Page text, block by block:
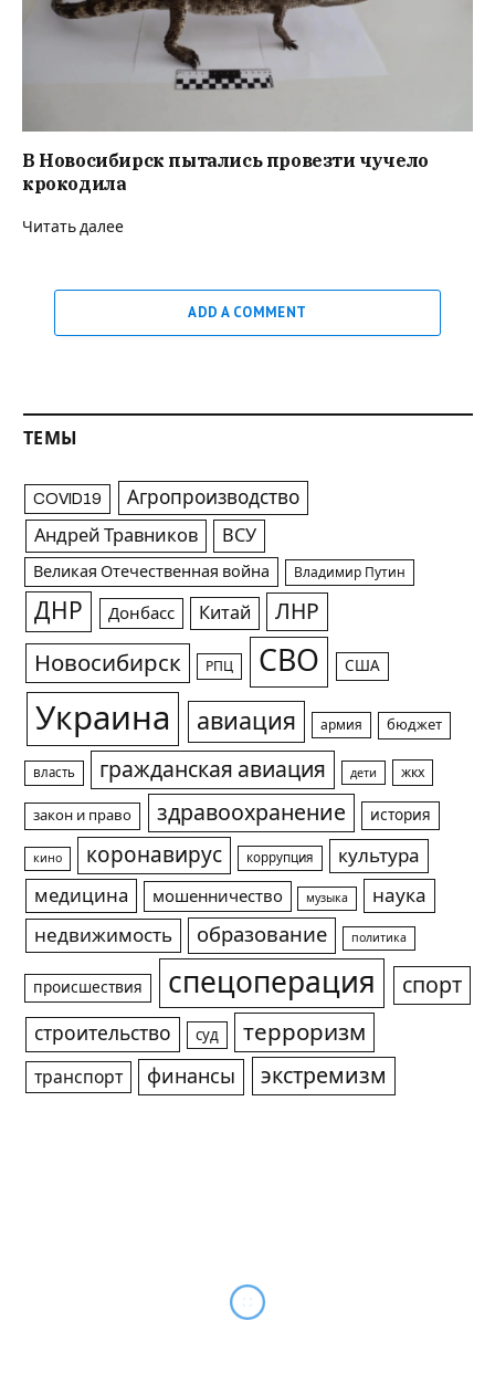
В Новосибирск пытались провезти чучело
крокодила
Читать далее
ADD A COMMENT
ТЕМЫ
COVID19 Агропроизводство
Андрей Травников ВСУ
Великая Отечественная война Владимир Путин
ДНР Донбасс Китай ЛНР
Новосибирск РПЦ СВО США
Украина авиация армия бюджет
власть гражданская авиация дети жкх
закон и право здравоохранение история
кино коронавирус коррупция
культура
медицина
мошенничество музыка
наука
недвижимость
образование политика
происшествия спецоперация спорт
строительство суд терроризм
транспорт финансы экстремизм